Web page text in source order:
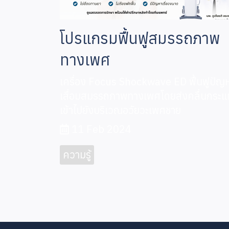
โปรแกรมฟื้นฟูสมรรถภาพ
ทางเพศ
ความรู้